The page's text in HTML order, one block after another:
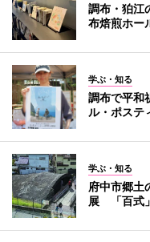
調布・狛江
布焙煎ホー
学ぶ・知る
調布で平和
ル・ポステ
学ぶ・知る
府中市郷土
展 「百式